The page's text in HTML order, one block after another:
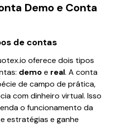
Demo e Conta
de contas
oferece dois tipos
demoe real. A conta
de campo de prática,
com dinheiro virtual. Isso
o funcionamento da
estratégias e ganhe